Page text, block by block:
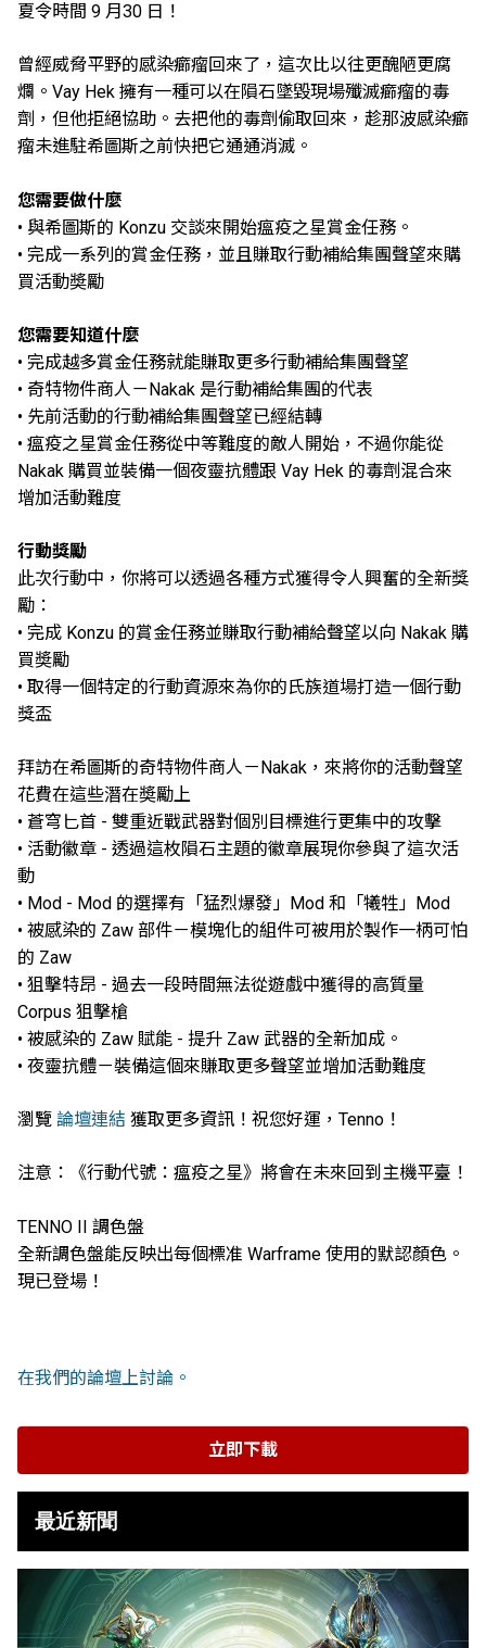
夏令時間 9 月30 日！
曾經威脅平野的感染癤瘤回來了，這次比以往更醜陋更腐
爛。Vay Hek 擁有一種可以在隕石墜毀現場殲滅癤瘤的毒
劑，但他拒絕協助。去把他的毒劑偷取回來，趁那波感染癤
瘤未進駐希圖斯之前快把它通通消滅。
您需要做什麼
• 與希圖斯的 Konzu 交談來開始瘟疫之星賞金任務。
• 完成一系列的賞金任務，並且賺取行動補給集團聲望來購
買活動奬勵
您需要知道什麼
• 完成越多賞金任務就能賺取更多行動補給集團聲望
• 奇特物件商人－Nakak 是行動補給集團的代表
• 先前活動的行動補給集團聲望已經結轉
• 瘟疫之星賞金任務從中等難度的敵人開始，不過你能從
Nakak 購買並裝備一個夜靈抗體跟 Vay Hek 的毒劑混合來
增加活動難度
行動獎勵
此次行動中，你將可以透過各種方式獲得令人興奮的全新獎
勵：
• 完成 Konzu 的賞金任務並賺取行動補給聲望以向 Nakak 購
買奬勵
• 取得一個特定的行動資源來為你的氏族道場打造一個行動
獎盃
拜訪在希圖斯的奇特物件商人－Nakak，來將你的活動聲望
花費在這些潛在奬勵上
• 蒼穹匕首 - 雙重近戰武器對個別目標進行更集中的攻擊
• 活動徽章 - 透過這枚隕石主題的徽章展現你參與了這次活
動
• Mod - Mod 的選擇有「猛烈爆發」Mod 和「犧牲」Mod
• 被感染的 Zaw 部件－模塊化的組件可被用於製作一柄可怕
的 Zaw
• 狙擊特昂 - 過去一段時間無法從遊戲中獲得的高質量
Corpus 狙擊槍
• 被感染的 Zaw 賦能 - 提升 Zaw 武器的全新加成。
• 夜靈抗體－裝備這個來賺取更多聲望並增加活動難度
瀏覽 論壇連結 獲取更多資訊！祝您好運，Tenno！
注意：《行動代號：瘟疫之星》將會在未來回到主機平臺！
TENNO II 調色盤
全新調色盤能反映出每個標准 Warframe 使用的默認顏色。
現已登場！
在我們的論壇上討論。
立即下載
最近新聞